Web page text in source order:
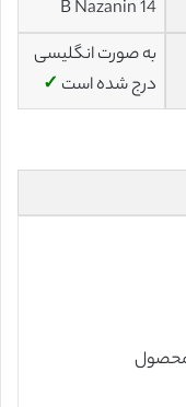
14 B Nazanin
به صورت انگلیسی
درج شده است ✓